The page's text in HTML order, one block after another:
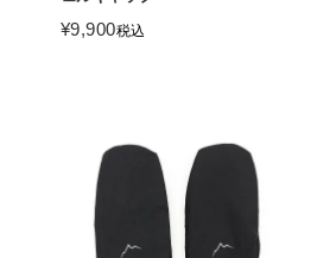
¥9,900税込